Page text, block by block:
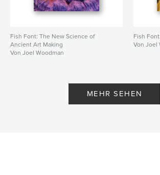
Fish Font: The New Science of
Ancient Art Making
Von Joel Woodman
Fish
Von Joel
MEHR SEHEN